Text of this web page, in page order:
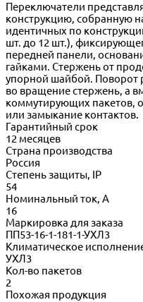
Переключатели
конструкцию, собранную
идентичных по
шт. до 12 шт.),
передней панели,
гайками. Стержень от
упорной шайбой. Поворот
во вращение стержень, а
коммутирующих пакетов,
или замыкание контактов.
Гарантийный срок
12 месяцев
Страна производства
Россия
Степень защиты, IP
54
Номинальный ток, А
16
Маркировка для заказа
ПП53-16-1-181-1-УХЛ3
Климатическое
УХЛ3
Кол-во пакетов
2
Похожая продукция